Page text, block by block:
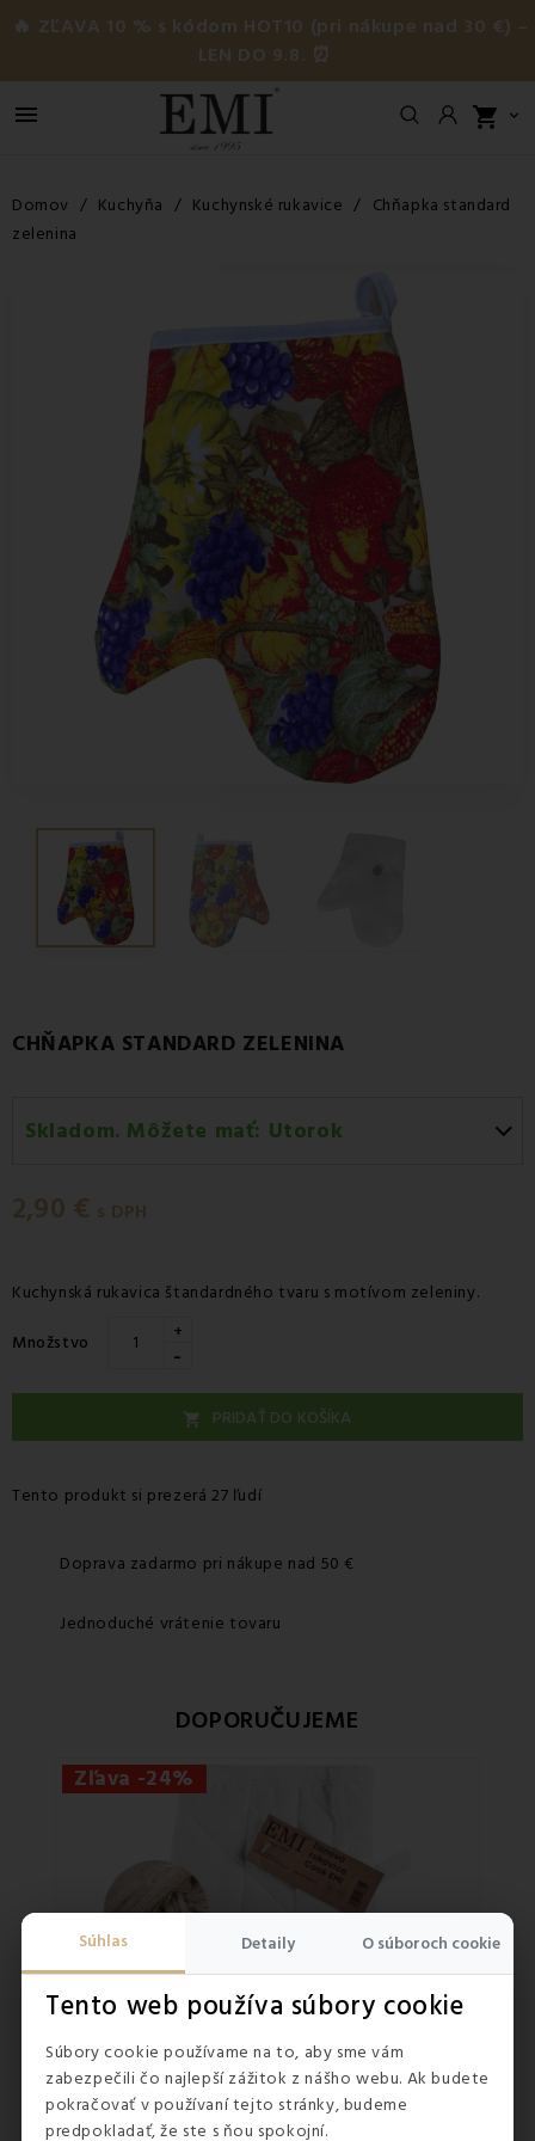
Súhlas Detaily O súboroch cookie
Tento web používa súbory cookie
Súbory cookie používame na to, aby sme vám
zabezpečili čo najlepší zážitok z nášho webu. Ak budete
pokračovať v používaní tejto stránky, budeme
predpokladať, že ste s ňou spokojní.
🔥 ZĽAVA 10 % s kódom HOT10 (pri nákupe nad 30 €) –
LEN DO 9.8. ⏰
 shopping_cart 
Domov Kuchyňa Kuchynské rukavice
Chňapka standard
zelenina
CHŇAPKA STANDARD ZELENINA
Skladom. Môžete mať: Utorok
Utorok 11.08
Packeta doručenie kuriérom na adresu
2,90 € s DPH
Kuchynská rukavica štandardného tvaru s motívom zeleniny.
Množstvo +
-
 PRIDAŤ DO KOŠÍKA
Tento produkt si prezerá 27 ľudí
Doprava zadarmo pri nákupe nad 50 €
Jednoduché vrátenie tovaru
DOPORUČUJEME
Zľava -24%